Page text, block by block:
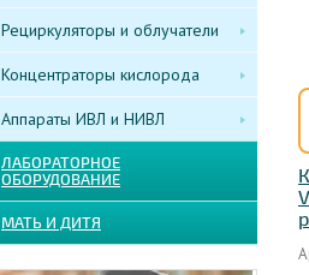
Рециркуляторы и облучатели
Концентраторы кислорода
Аппараты ИВЛ и НИВЛ
ЛАБОРАТОРНОЕ
ОБОРУДОВАНИЕ
МАТЬ И ДИТЯ